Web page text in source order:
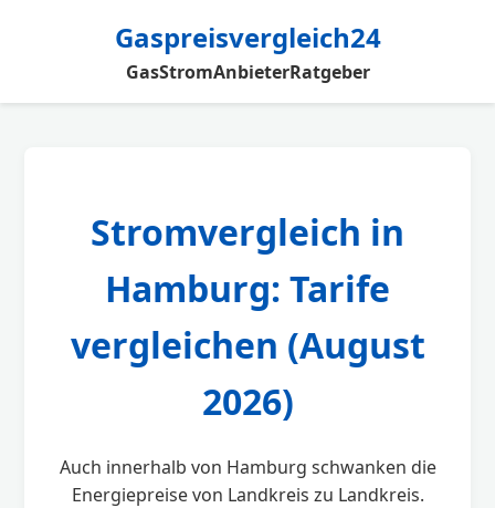
Gaspreisvergleich24
GasStromAnbieterRatgeber
Stromvergleich in
Hamburg: Tarife
vergleichen (August
2026)
Auch innerhalb von Hamburg schwanken die
Energiepreise von Landkreis zu Landkreis.